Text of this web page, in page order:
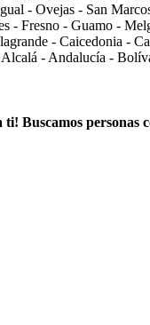
- Ovejas - San
- Fresno - Guamo -
- Caicedonia -
- Andalucía -
Buscamos personas